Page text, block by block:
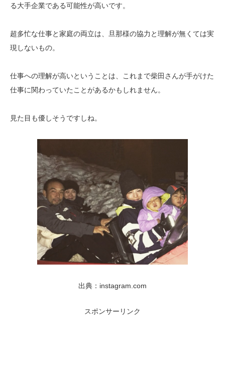
る大手企業である可能性が高いです。
超多忙な仕事と家庭の両立は、旦那様の協力と理解が無くては実
現しないもの。
仕事への理解が高いということは、これまで柴田さんが手がけた
仕事に関わっていたことがあるかもしれません。
見た目も優しそうですしね。
出典：instagram.com
スポンサーリンク